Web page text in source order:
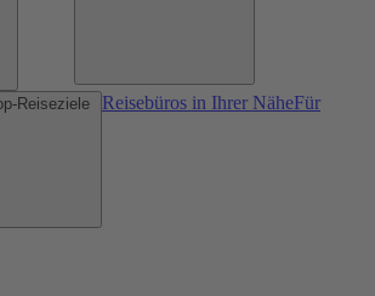
Reisebüros in Ihrer NäheFür